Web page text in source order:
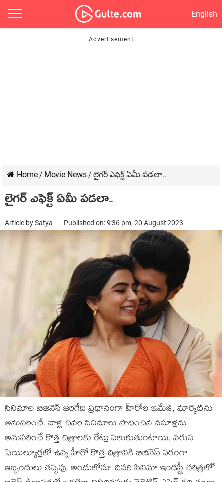
English
Home/ Movie News/ లైగర్ ఎఫెక్ట్ ఏమీ పడలా..
లైగర్ ఎఫెక్ట్ ఏమీ పడలా..
Article bySatya Published on: 9:36 pm, 20 August 2023
సినిమాల బిజినెస్ జరిగేది ప్రధానంగా హీరోల ఇమేజ్, మార్కెట్‌ను
అనుసరించే. వాళ్ల చివరి సినిమాలు సాధించిన వసూళ్లను
అనుసరించే కొత్త చిత్రాలకు రేట్లు పలుకుతుంటాయి. వరుస
ఫెయిల్యూర్లలో ఉన్న హీరో కొత్త చిత్రానికి బిజినెస్ పరంగా
ఇబ్బందులు తప్పవు. అందులోనూ చివరి సినిమా ఇండస్ట్రీ చరిత్రలోే